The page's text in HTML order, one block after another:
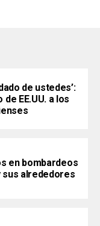
de ustedes’:
EE.UU. a los
en bombardeos
sus alrededores